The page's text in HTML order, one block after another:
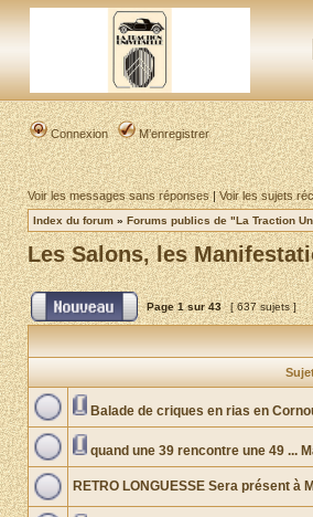
Connexion M’enregistrer
Voir les messages sans réponses|Voir les sujets
Index du forum » Forums publics de "La Traction
Les Salons, les
Page1sur43 [ 637 sujets ]
Balade de criques en rias en
quand une 39 rencontre une 49 ...
RETRO LONGUESSE Sera présent à